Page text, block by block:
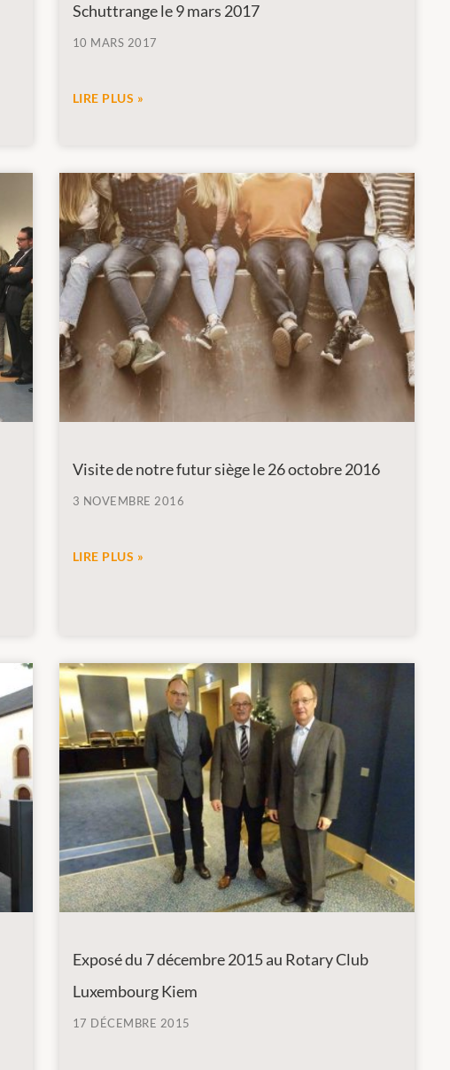
Schuttrange le 9 mars 2017
10 MARS 2017
LIRE PLUS »
Visite de notre futur siège le 26 octobre 2016
3 NOVEMBRE 2016
LIRE PLUS »
Exposé du 7 décembre 2015 au Rotary Club
Luxembourg Kiem
17 DÉCEMBRE 2015